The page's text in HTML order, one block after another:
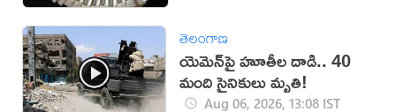
తెలంగాణ
యెమెన్‌పై హూతీల దాడి.. 40
మంది సైనికులు మృతి!
Aug 06, 2026, 13:08 IST